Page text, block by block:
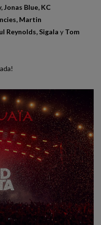
Jonas Blue, KC
Martin
Reynolds, Sigala y Tom